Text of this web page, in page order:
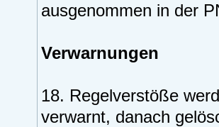
ausgenommen in der
Verwarnungen
18. Regelverstöße
verwarnt, danach